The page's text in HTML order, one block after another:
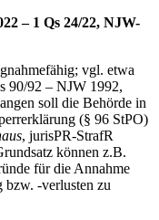
– 1 Qs 24/22, NJW-
vgl. etwa
90/92 – NJW 1992,
soll die Behörde in
(§ 96 StPO)
, jurisPR-StrafR
können z.B.
für die Annahme
bzw. -verlusten zu